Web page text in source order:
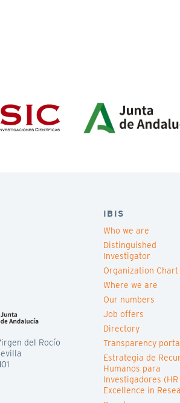
del Rocío
IBIS
Who we are
Distinguished
Investigator
Organization Chart
Where we are
Our numbers
Job offers
Directory
Transparency
Estrategia de
Humanos para
Investigadores (HR
Excellence in